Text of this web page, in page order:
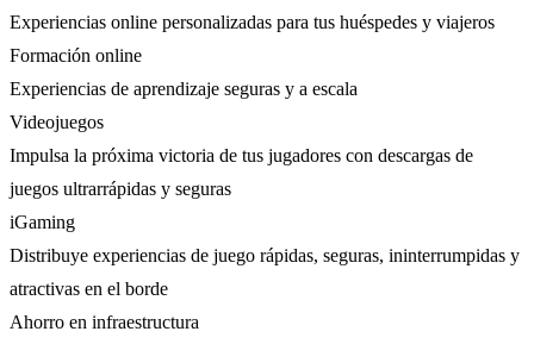
Experiencias online personalizadas para tus huéspedes y viajeros
Formación online
Experiencias de aprendizaje seguras y a escala
Videojuegos
Impulsa la próxima victoria de tus jugadores con descargas de
juegos ultrarrápidas y seguras
iGaming
Distribuye experiencias de juego rápidas, seguras, ininterrumpidas y
atractivas en el borde
Ahorro en infraestructura